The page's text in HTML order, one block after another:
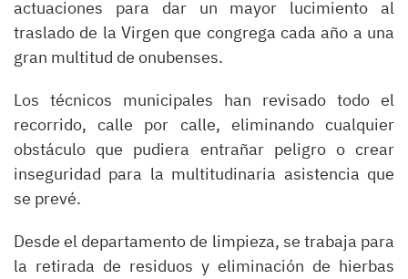
actuaciones para dar un mayor lucimiento al
traslado de la Virgen que congrega cada año a una
gran multitud de onubenses.
Los técnicos municipales han revisado todo el
recorrido, calle por calle, eliminando cualquier
obstáculo que pudiera entrañar peligro o crear
inseguridad para la multitudinaria asistencia que
se prevé.
Desde el departamento de limpieza, se trabaja para
la retirada de residuos y eliminación de hierbas